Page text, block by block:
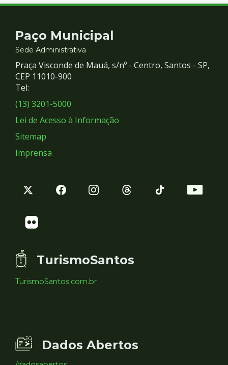
Contato
e
Redes
Sociais
Paço Municipal
Sede Administrativa
Praça Visconde de Mauá, s/nº - Centro, Santos - SP,
CEP 11010-900
Tel:
(13) 3201-5000
Lei de Acesso à Informação
Sitemap
Imprensa
TurismoSantos
TurismoSantos.com.br
Dados Abertos